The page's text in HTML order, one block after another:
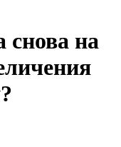
на